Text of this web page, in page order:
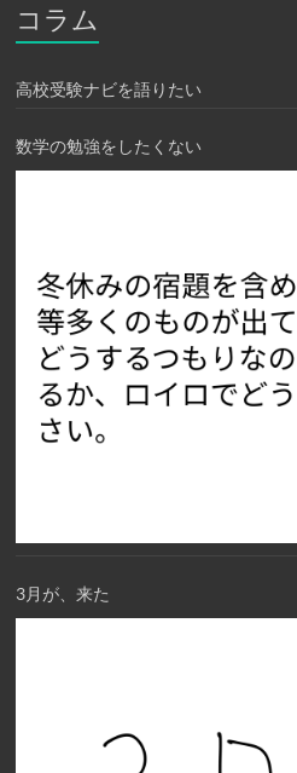
コラム
高校受験ナビを語りたい
数学の勉強をしたくない
3月が、来た